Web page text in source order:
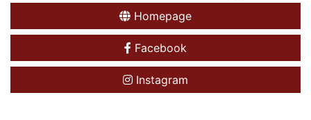
Homepage
Facebook
Instagram